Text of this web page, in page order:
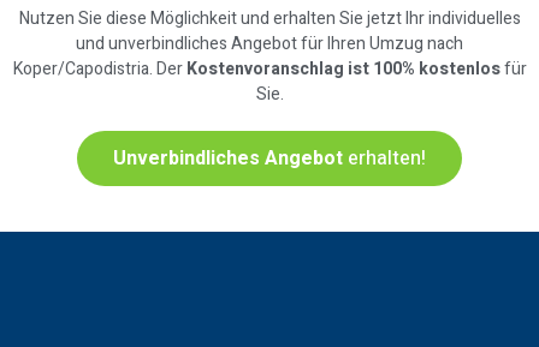
Nutzen Sie diese Möglichkeit und erhalten Sie jetzt Ihr individuelles
und unverbindliches Angebot für Ihren Umzug nach
Koper/Capodistria. DerKostenvoranschlag ist 100% kostenlosfür
Sie.
Unverbindliches Angebot erhalten!